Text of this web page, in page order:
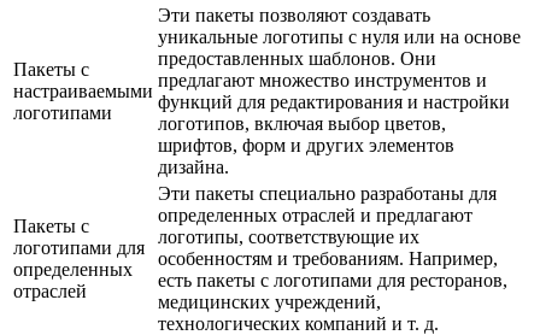
Пакеты с
настраиваемыми
логотипами
Эти пакеты позволяют создавать
уникальные логотипы с нуля или на основе
предоставленных шаблонов. Они
предлагают множество инструментов и
функций для редактирования и настройки
логотипов, включая выбор цветов,
шрифтов, форм и других элементов
дизайна.
Пакеты с
логотипами для
определенных
отраслей
Эти пакеты специально разработаны для
определенных отраслей и предлагают
логотипы, соответствующие их
особенностям и требованиям. Например,
есть пакеты с логотипами для ресторанов,
медицинских учреждений,
технологических компаний и т. д.